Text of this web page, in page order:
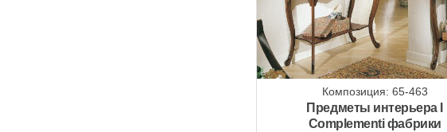
Композиция: 65-463
Предметы интерьера I
Complementi фабрики